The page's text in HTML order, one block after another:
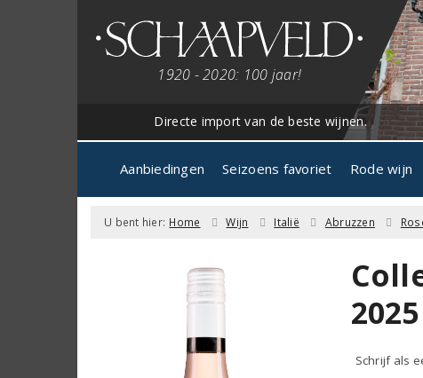
1920 - 2020: 100 jaar!
Directe import van de beste wijnen.
Aanbiedingen Seizoens favoriet Rode wijn
U bent hier: Home Wijn Italië Abruzzen
2025
Schrijf als